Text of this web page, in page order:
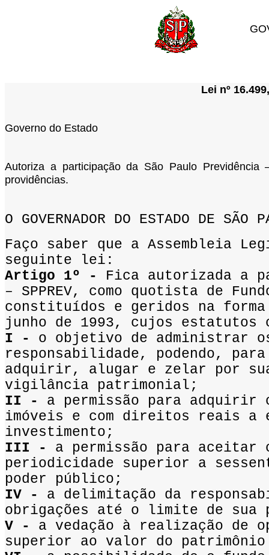
Lei nº
Governo do Estado
Autoriza a participação da São Paulo
providências.
O GOVERNADOR DO ESTADO DE SÃO
Faço saber que a Assembleia
seguinte lei:
Artigo 1º -
Fica autorizada a
– SPPREV, como quotista de
constituídos e geridos na
junho de 1993, cujos estatutos
I -
o objetivo de administrar
responsabilidade, podendo,
adquirir, alugar e zelar por sua
vigilância patrimonial;
II -
a permissão para
imóveis e com direitos reais a
investimento;
III -
a permissão para aceitar
periodicidade superior a
poder público;
IV -
a delimitação da
obrigações até o limite de sua
V -
a vedação à realização de
superior ao valor do